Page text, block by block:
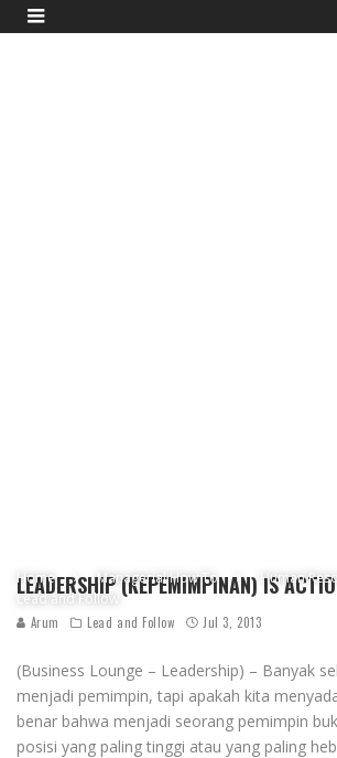
Home Managerial How To
Human
Lead and Follow
LEADERSHIP (KEPEMIMPINAN) IS
Arum Lead and Follow Jul 3, 2013
(Business Lounge – Leadership) – Banyak
menjadi pemimpin, tapi apakah kita
benar bahwa menjadi seorang pemimpin
posisi yang paling tinggi atau yang paling